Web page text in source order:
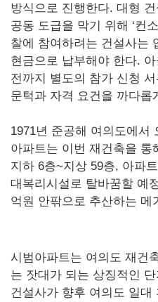
방식으로 진행한다. 대형
공동 도급을 막기 위해 ‘컨
찰에 참여하려는 건설사는
현금으로 납부해야 한다.
전까지 별도의 참가 신청
문턱과 자격 요건을 까다롭
1971년 준공해 여의도에서
아파트는 이번 재건축을 통
지하 6층~지상 59층, 아파
대복리시설로 탈바꿈할 예
억원 안팎으로 추산하는 메
시범아파트는 여의도 재건
는 잣대가 되는 상징적인
건설사가 향후 여의도 일대